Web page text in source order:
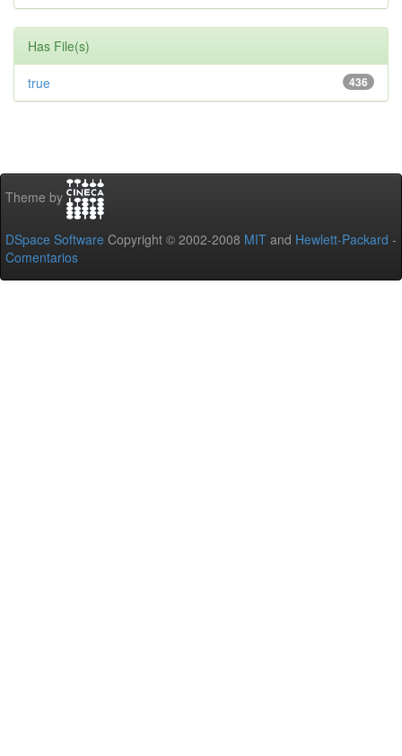
Has File(s)
436
true
Theme by
DSpace Software Copyright © 2002-2008 MIT and Hewlett-Packard -
Comentarios